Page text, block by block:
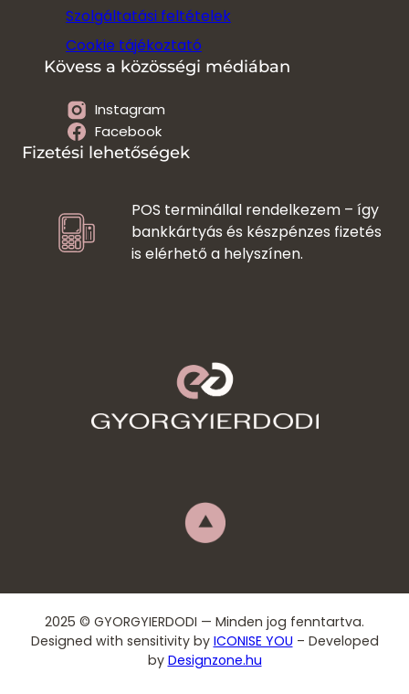
foglalás
Szolgáltatási feltételek
Cookie tájékoztató
Kövess a közösségi médiában
Instagram
Facebook
Fizetési lehetőségek
POS terminállal rendelkezem – így
bankkártyás és készpénzes fizetés
is elérhető a helyszínen.
2025 © GYORGYIERDODI — Minden jog fenntartva.
Designed with sensitivity by ICONISE YOU – Developed
by Designzone.hu